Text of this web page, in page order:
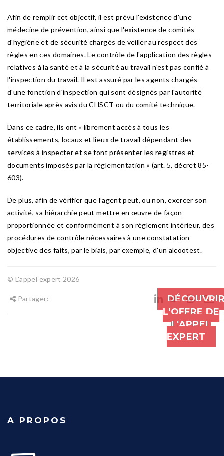
Afin de remplir cet objectif, il est prévu l'existence d'une
médecine de prévention, ainsi que l'existence de comités
d'hygiène et de sécurité chargés de veiller au respect des
règles en ces domaines. Le contrôle de l'application des règles
relatives à la santé et à la sécurité au travail n'est pas confié à
l'inspection du travail. Il est assuré par les agents chargés
d'une fonction d'inspection qui sont désignés par l'autorité
territoriale après avis du CHSCT ou du comité technique.
Dans ce cadre, ils ont « librement accès à tous les
établissements, locaux et lieux de travail dépendant des
services à inspecter et se font présenter les registres et
documents imposés par la réglementation » (art. 5, décret 85-
603).
De plus, afin de vérifier que l’agent peut, ou non, exercer son
activité, sa hiérarchie peut mettre en œuvre de façon
proportionnée et conformément à son règlement intérieur, des
procédures de contrôle nécessaires à une constatation
objective des faits, par le biais, par exemple, d'un alcootest.
© L'appel expert 2026
Partager:
L'OFFRE DE
L'APPEL
EXPERT
A PROPOS